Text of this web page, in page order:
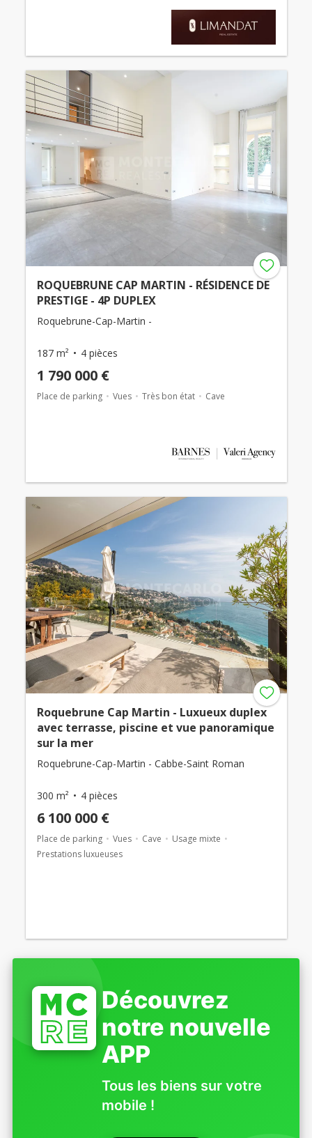
ROQUEBRUNE CAP MARTIN - RÉSIDENCE DE
PRESTIGE - 4P DUPLEX
Roquebrune-Cap-Martin -
187 m² 4 pièces
1 790 000 €
Place de parking Vues Très bon état Cave
Roquebrune Cap Martin - Luxueux duplex
avec terrasse, piscine et vue panoramique
sur la mer
Roquebrune-Cap-Martin - Cabbe-Saint Roman
300 m² 4 pièces
6 100 000 €
Place de parking Vues Cave
Usage mixte
Prestations luxueuses
Découvrez
notre nouvelle
APP
Tous les biens sur votre
mobile !